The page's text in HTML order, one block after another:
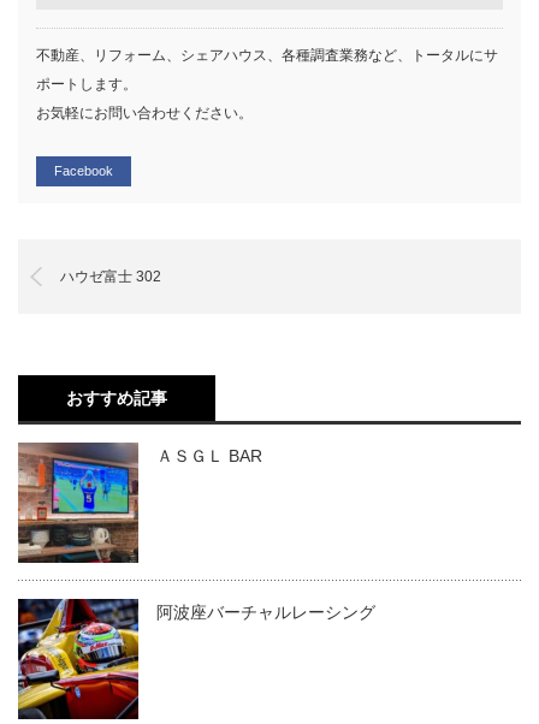
不動産、リフォーム、シェアハウス、各種調査業務など、トータルにサ
ポートします。
お気軽にお問い合わせください。
Facebook
ハウゼ富士 302
おすすめ記事
ＡＳＧＬ BAR
阿波座バーチャルレーシング